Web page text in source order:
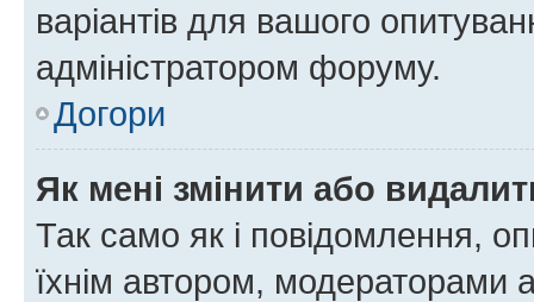
варіантів для вашого
адміністратором форуму.
Догори
Як мені змінити або
Так само як і повідомлення,
їхнім автором, модераторами